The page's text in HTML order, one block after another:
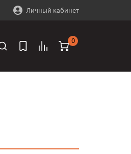
Личный кабинет
0